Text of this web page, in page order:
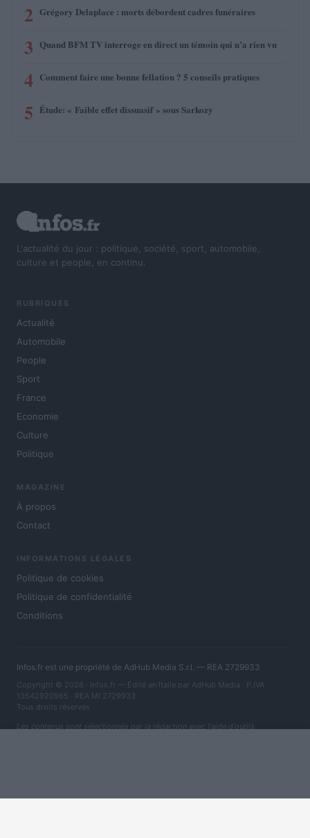
2 Grégory Delaplace : morts débordent cadres funéraires
3 Quand BFM TV interroge en direct un témoin qui n’a rien vu
4 Comment faire une bonne fellation ? 5 conseils pratiques
5 Étude: « Faible effet dissuasif » sous Sarkozy
L'actualité du jour : politique, société, sport, automobile,
culture et people, en continu.
RUBRIQUES
Actualité
Automobile
People
Sport
France
Economie
Culture
Politique
MAGAZINE
À propos
Contact
INFORMATIONS LÉGALES
Politique de cookies
Politique de confidentialité
Conditions
Infos.fr est une propriété de AdHub Media S.r.l. — REA 2729933
Copyright © 2026 · Infos.fr — Édité en Italie par AdHub Media · P.IVA
13542920965 · REA MI 2729933
Tous droits réservés
Les contenus sont sélectionnés par la rédaction avec l'aide d'outils